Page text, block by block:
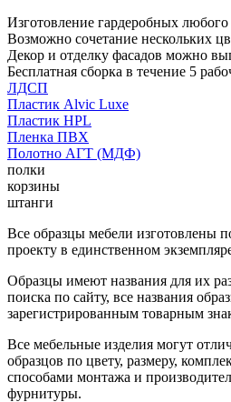
Изготовление гардеробных
Возможно сочетание нескольких
Декор и отделку фасадов можно
Бесплатная сборка в течение 5
ЛДСП
Пластик Alvic Luxe
Пластик HPL
Пленка ПВХ
Полотно АГТ (МДФ)
полки
корзины
штанги
Все образцы мебели изготовлены
проекту в единственном
Образцы имеют названия для их
поиска по сайту, все названия
зарегистрированным товарным
Все мебельные изделия могут
образцов по цвету, размеру,
способами монтажа и
фурнитуры.